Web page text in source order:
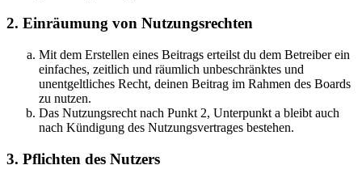
2. Einräumung von Nutzungsrechten
Mit dem Erstellen eines Beitrags erteilst du dem Betreiber ein
einfaches, zeitlich und räumlich unbeschränktes und
unentgeltliches Recht, deinen Beitrag im Rahmen des Boards
zu nutzen.
Das Nutzungsrecht nach Punkt 2, Unterpunkt a bleibt auch
nach Kündigung des Nutzungsvertrages bestehen.
3. Pflichten des Nutzers